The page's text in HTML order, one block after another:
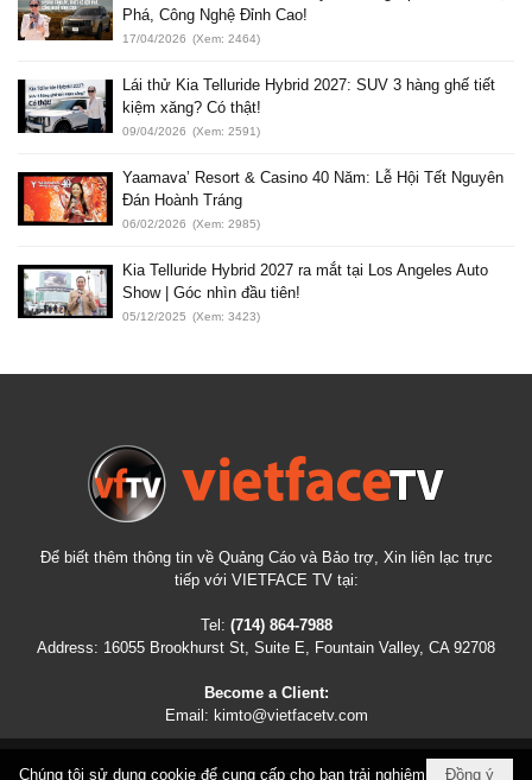
Phá, Công Nghệ Đỉnh Cao!
17/04/2026 (Xem: 2464)
Lái thử Kia Telluride Hybrid 2027: SUV 3 hàng ghế tiết
kiệm xăng? Có thật!
09/04/2026 (Xem: 2591)
Yaamava’ Resort & Casino 40 Năm: Lễ Hội Tết Nguyên
Đán Hoành Tráng
06/02/2026 (Xem: 2985)
Kia Telluride Hybrid 2027 ra mắt tại Los Angeles Auto
Show | Góc nhìn đầu tiên!
05/12/2025 (Xem: 3423)
Để biết thêm thông tin về Quảng Cáo và Bảo trợ, Xin liên lạc trực
tiếp với VIETFACE TV tại:
Tel: (714) 864-7988
Address: 16055 Brookhurst St, Suite E, Fountain Valley, CA 92708
Become a Client:
Email: kimto@vietfacetv.com
Đồng ý
Chúng tôi sử dụng cookie để cung cấp cho bạn trải nghiệm